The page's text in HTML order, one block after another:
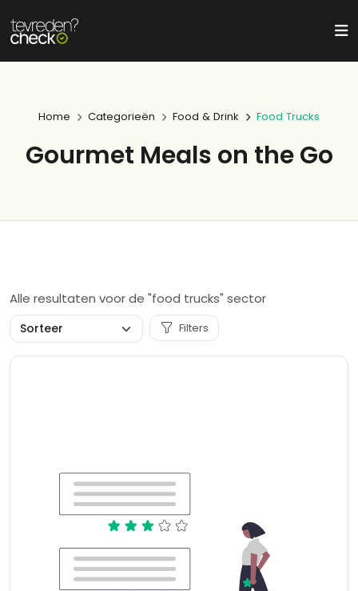
Home Categorieën Food & Drink Food Trucks
Gourmet Meals on the Go
Alle resultaten voor de "food trucks" sector
Filters